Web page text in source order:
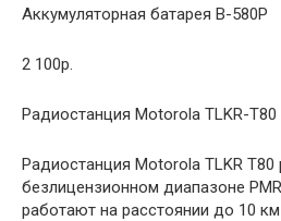
Аккумуляторная батарея B-580P
2 100р.
Радиостанция Motorola TLKR-T80
Радиостанция Motorola TLKR T80
безлицензионном диапазоне
работают на расстоянии до 10 км